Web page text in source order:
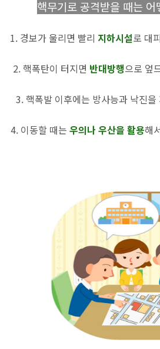
핵무기로 공격받을 때는
1. 경보가 울리면 빨리 지하시설로 대
2. 핵폭탄이 터지면 반대방행으로 엎
3. 핵폭발 이후에는 방사능과 낙진
동할 때는 우의나 우산을 활용해